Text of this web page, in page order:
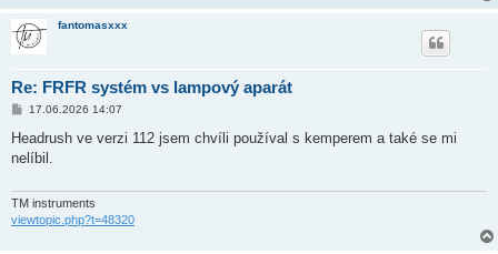
fantomasxxx
Re: FRFR systém vs lampový aparát
P
í
p
e
17.06.2026 14:07
Headrush ve verzi 112 jsem chvíli používal s kemperem a také se mi
nelíbil.
TM instruments
viewtopic.php?t=48320